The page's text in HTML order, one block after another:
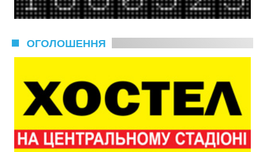
ОГОЛОШЕННЯ